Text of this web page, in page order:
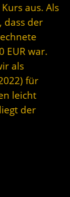
aus. Als
dass der
EUR war.
als
für
leicht
der